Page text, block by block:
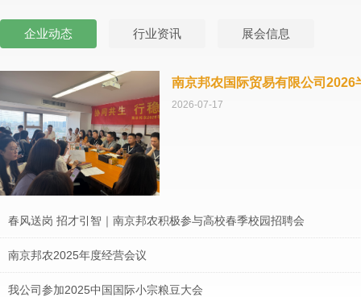
企业动态 行业资讯 展会信息
南京邦农国际贸易有限公司2026
2026-07-17
春风送岗 招才引智｜南京邦农积极参与高校春季校园招聘会
南京邦农2025年度经营会议
我公司参加2025中国国际小宗粮豆大会